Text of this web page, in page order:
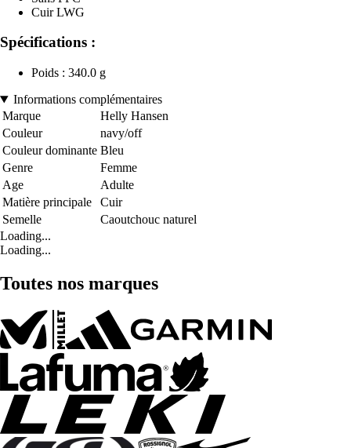
Cuir LWG
Spécifications :
Poids : 340.0 g
Informations complémentaires
Marque
Helly Hansen
Couleur
navy/off
Couleur dominante Bleu
Genre
Femme
Age
Adulte
Matière principale
Cuir
Semelle
Caoutchouc naturel
Loading...
Loading...
Toutes nos marques